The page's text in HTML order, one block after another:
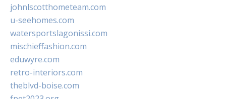
johnlscotthometeam.com
u-seehomes.com
watersportslagonissi.com
mischieffashion.com
eduwyre.com
retro-interiors.com
theblvd-boise.com